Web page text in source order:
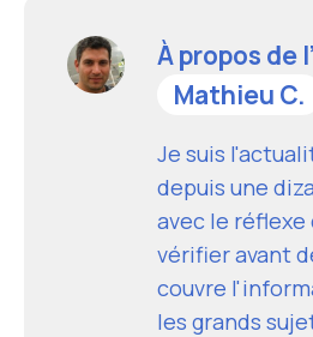
À propos de
Mathieu C.
Je suis
depuis une
avec le réflexe
vérifier avant
couvre
les grands